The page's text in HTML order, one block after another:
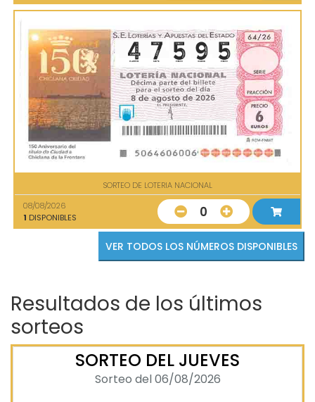
SORTEO DE LOTERIA NACIONAL
08/08/2026
1 DISPONIBLES 0
VER TODOS LOS NÚMEROS DISPONIBLES
Resultados de los últimos
sorteos
SORTEO DEL JUEVES
Sorteo del 06/08/2026